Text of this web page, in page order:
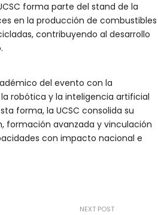
forma parte del stand de la
en la producción de combustibles
contribuyendo al desarrollo
del evento con la
la robótica y la inteligencia artificial
forma, la UCSC consolida su
formación avanzada y vinculación
con impacto nacional e
NEXT POST